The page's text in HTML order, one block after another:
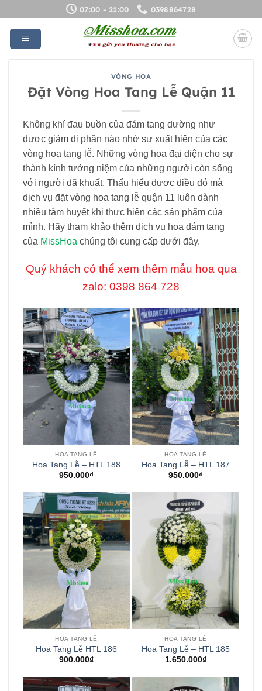
qua
dung
07:00 - 21:00 0398864728
VÒNG HOA
Đặt Vòng Hoa Tang Lễ Quận 11
Không khí đau buồn của đám tang dường như
được giảm đi phần nào nhờ sự xuất hiện của các
vòng hoa tang lễ. Những vòng hoa đại diện cho sự
thành kính tưởng niệm của những người còn sống
với người đã khuất. Thấu hiểu được điều đó mà
dịch vụ đặt vòng hoa tang lễ quận 11 luôn dành
nhiều tâm huyết khi thực hiện các sản phẩm của
mình. Hãy tham khảo thêm dịch vụ hoa đám tang
của MissHoa chúng tôi cung cấp dưới đây.
Quý khách có thể xem thêm mẫu hoa qua
zalo: 0398 864 728
HOA TANG LỄ
Hoa Tang Lễ – HTL 188
950.000₫
HOA TANG LỄ
Hoa Tang Lễ – HTL 187
950.000₫
HOA TANG LỄ
Hoa Tang Lễ HTL 186
900.000₫
HOA TANG LỄ
Hoa Tang Lễ – HTL 185
1.650.000₫